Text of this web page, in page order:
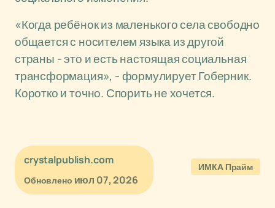
«Когда ребёнок из маленького села свободно
общается с носителем языка из другой
страны - это и есть настоящая социальная
трансформация», - формулирует Гоберник.
Коротко и точно. Спорить не хочется.
crystalpublish.com
Обновлено июл 07, 2026
ИМКА Прайм